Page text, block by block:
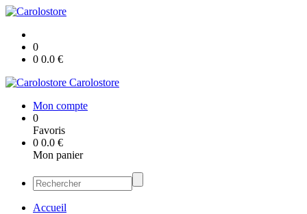
0
0 0.0 €
Carolostore
Mon compte
0
Favoris
0 0.0 €
Mon panier
Accueil